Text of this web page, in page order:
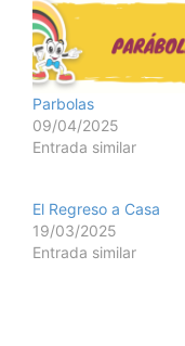
Parbolas
09/04/2025
Entrada similar
El Regreso a Casa
19/03/2025
Entrada similar